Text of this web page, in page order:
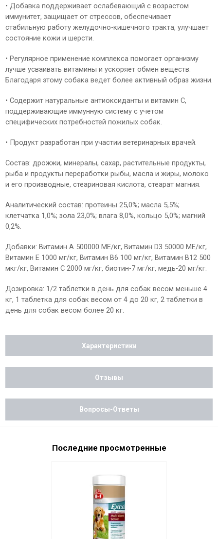
• Добавка поддерживает ослабевающий с возрастом
иммунитет, защищает от стрессов, обеспечивает
стабильную работу желудочно-кишечного тракта, улучшает
состояние кожи и шерсти.
• Регулярное применение комплекса помогает организму
лучше усваивать витамины и ускоряет обмен веществ.
Благодаря этому собака ведет более активный образ жизни.
• Содержит натуральные антиоксиданты и витамин С,
поддерживающие иммунную систему с учетом
специфических потребностей пожилых собак.
• Продукт разработан при участии ветеринарных врачей.
Состав: дрожжи, минералы, сахар, растительные продукты,
рыба и продукты переработки рыбы, масла и жиры, молоко
и его производные, стеариновая кислота, стеарат магния.
Аналитический состав: протеины 25,0%; масла 5,5%;
клетчатка 1,0%; зола 23,0%; влага 8,0%, кольцо 5,0%; магний
0,2%.
Добавки: Витамин А 500000 МЕ/кг, Витамин D3 50000 МЕ/кг,
Витамин Е 1000 мг/кг, Витамин В6 100 мг/кг, Витамин В12 500
мкг/кг, Витамин С 2000 мг/кг, биотин-7 мг/кг, медь-20 мг/кг.
Дозировка: 1/2 таблетки в день для собак весом меньше 4
кг, 1 таблетка для собак весом от 4 до 20 кг, 2 таблетки в
день для собак весом более 20 кг.
Характеристики
Отзывы
Вопросы-Ответы
Последние просмотренные